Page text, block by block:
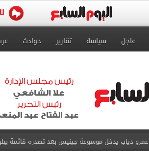
عاجل سياسة تقارير حوادث
إغلاق طريق مصر أسوان الزراعى الغربى كليا من المنيب